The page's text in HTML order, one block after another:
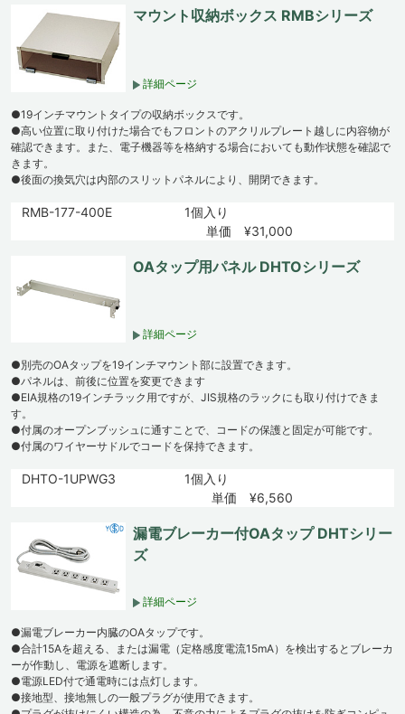
マウント収納ボックス RMBシリーズ
詳細ページ
●19インチマウントタイプの収納ボックスです。
●高い位置に取り付けた場合でもフロントのアクリルプレート越しに内容物が
確認できます。また、電子機器等を格納する場合においても動作状態を確認で
きます。
●後面の換気穴は内部のスリットパネルにより、開閉できます。
RMB-177-400E
1個入り
単価 ¥31,000
OAタップ用パネル DHTOシリーズ
詳細ページ
●別売のOAタップを19インチマウント部に設置できます。
●パネルは、前後に位置を変更できます
●EIA規格の19インチラック用ですが、JIS規格のラックにも取り付けできま
す。
●付属のオープンブッシュに通すことで、コードの保護と固定が可能です。
●付属のワイヤーサドルでコードを保持できます。
DHTO-1UPWG3
1個入り
単価 ¥6,560
漏電ブレーカー付OAタップ DHTシリー
ズ
詳細ページ
●漏電ブレーカー内臓のOAタップです。
●合計15Aを超える、または漏電（定格感度電流15mA）を検出するとブレーカ
ーが作動し、電源を遮断します。
●電源LED付で通電時には点灯します。
●接地型、接地無しの一般プラグが使用できます。